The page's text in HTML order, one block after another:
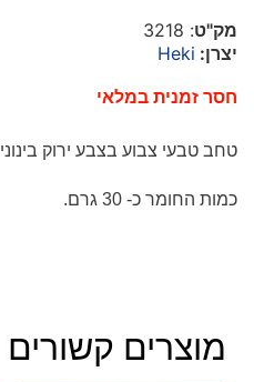
מק"ט: 3218
יצרן: Heki
חסר זמנית במלאי
טחב טבעי צבוע בצבע ירוק בינוני
כמות החומר כ- 30 גרם.
מוצרים קשורים